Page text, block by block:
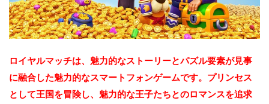
ロイヤルマッチは、魅力的なストーリーとパズル要素が見事
に融合した魅力的なスマートフォンゲームです。プリンセス
として王国を冒険し、魅力的な王子たちとのロマンスを追求